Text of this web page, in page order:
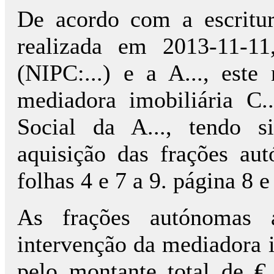
De acordo com a
realizada em 2013-11-
(NIPC:...) e a A..., este
mediadora imobiliária
Social da A..., tendo
aquisição das frações
folhas 4 e 7 a 9. página 8
As frações
intervenção da